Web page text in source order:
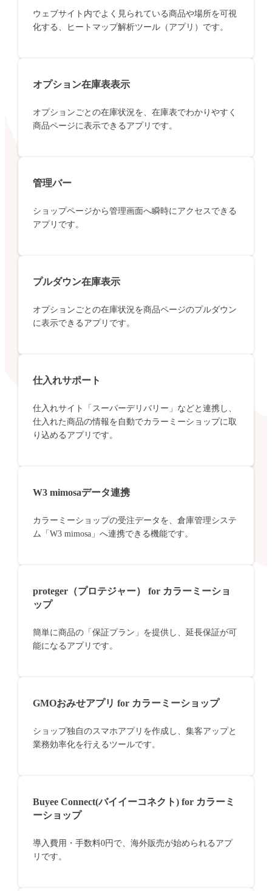
ウェブサイト内でよく見られている商品や場所を可視
化する、ヒートマップ解析ツール（アプリ）です。
オプション在庫表表示
オプションごとの在庫状況を、在庫表でわかりやすく
商品ページに表示できるアプリです。
管理バー
ショップページから管理画面へ瞬時にアクセスできる
アプリです。
プルダウン在庫表示
オプションごとの在庫状況を商品ページのプルダウン
に表示できるアプリです。
仕入れサポート
仕入れサイト「スーパーデリバリー」などと連携し、
仕入れた商品の情報を自動でカラーミーショップに取
り込めるアプリです。
W3 mimosaデータ連携
カラーミーショップの受注データを、倉庫管理システ
ム「W3 mimosa」へ連携できる機能です。
proteger（プロテジャー） for カラーミーショ
ップ
簡単に商品の「保証プラン」を提供し、延長保証が可
能になるアプリです。
GMOおみせアプリ for カラーミーショップ
ショップ独自のスマホアプリを作成し、集客アップと
業務効率化を行えるツールです。
Buyee Connect(バイイーコネクト) for カラーミ
ーショップ
導入費用・手数料0円で、海外販売が始められるアプ
リです。